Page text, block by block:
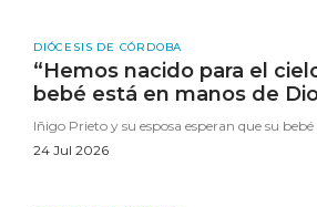
DIÓCESIS DE CÓRDOBA
“Hemos nacido para el
bebé está en manos de
Iñigo Prieto y su esposa esperan que su bebé
24 Jul 2026